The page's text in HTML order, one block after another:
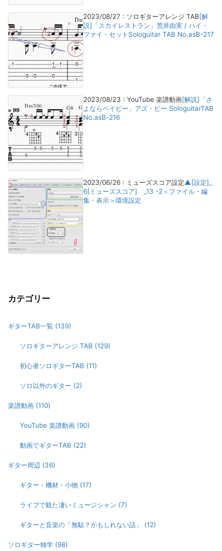
2023/08/27 : ソロギターアレンジ TAB[解
説]「スカイレストラン」荒井由実 / ハイ・
ファイ・セットSologuitar TAB No.asB-217
2023/08/23 : YouTube 楽譜動画[解説]「さ
よならベイビー」アズ・ビー SologuitarTAB
No.asB-216
2023/06/26 : ミューズスコア設定▲[設定]_
6[ミューズスコア] _13 -2＜ファイル・編
集・表示＞環境設定
カテゴリー
ギターTAB一覧 (139)
ソロギターアレンジ TAB (129)
初心者ソロギターTAB (11)
ソロ以外のギター (2)
楽譜動画 (110)
YouTube 楽譜動画 (90)
動画でギターTAB (22)
ギター周辺 (36)
ギター・機材・小物 (17)
ライブで観た凄いミュージシャン (7)
ギターと音楽の「無駄？かもしれない話」 (12)
ソロギター独学 (98)